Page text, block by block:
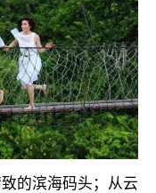
的滨海码头；从云